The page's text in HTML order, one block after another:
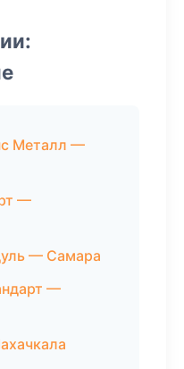
Металл —
—
— Самара
—